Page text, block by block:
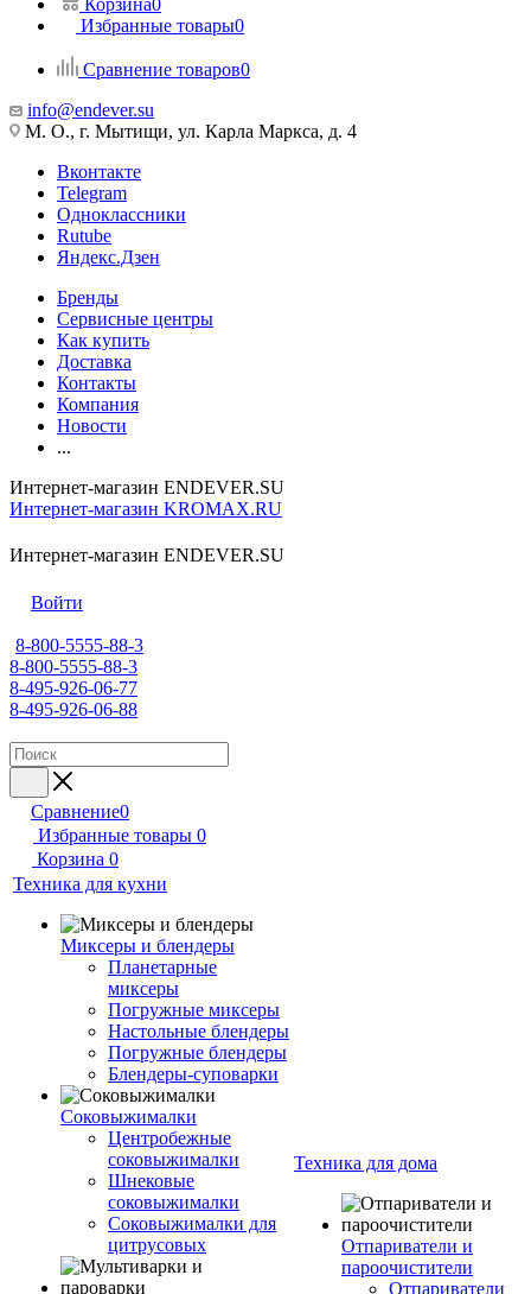
Корзина0
Избранные товары0
Сравнение товаров0
info@endever.su
М. О., г. Мытищи, ул. Карла Маркса, д. 4
Вконтакте
Telegram
Одноклассники
Rutube
Яндекс.Дзен
Бренды
Сервисные центры
Как купить
Доставка
Контакты
Компания
Новости
...
Интернет-магазин ENDEVER.SU
Интернет-магазин KROMAX.RU
Интернет-магазин ENDEVER.SU
Войти
8-800-5555-88-3
8-800-5555-88-3
8-495-926-06-77
8-495-926-06-88
Сравнение0
Избранные товары 0
Корзина 0
Техника для кухни
Миксеры и блендеры
Планетарные
миксеры
Погружные миксеры
Настольные блендеры
Погружные блендеры
Блендеры-суповарки
Соковыжималки
Центробежные
соковыжималки
Шнековые
соковыжималки
Соковыжималки для
цитрусовых
Техника для дома
Отпариватели и
пароочистители
Отпариватели